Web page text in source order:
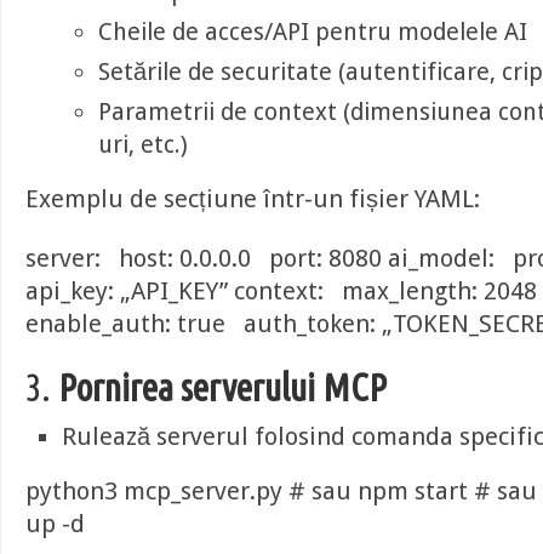
Cheile de acces/API pentru modelele AI
Setările de securitate (autentificare,
Parametrii de context (dimensiunea
uri, etc.)
Exemplu de secțiune într-un fișier YAML:
server: host: 0.0.0.0 port: 8080 ai_model:
api_key: „API_KEY” context: max_length:
enable_auth: true auth_token:
3. Pornirea serverului MCP
Rulează serverul folosind comanda
python3 mcp_server.py # sau npm start # sau
up -d